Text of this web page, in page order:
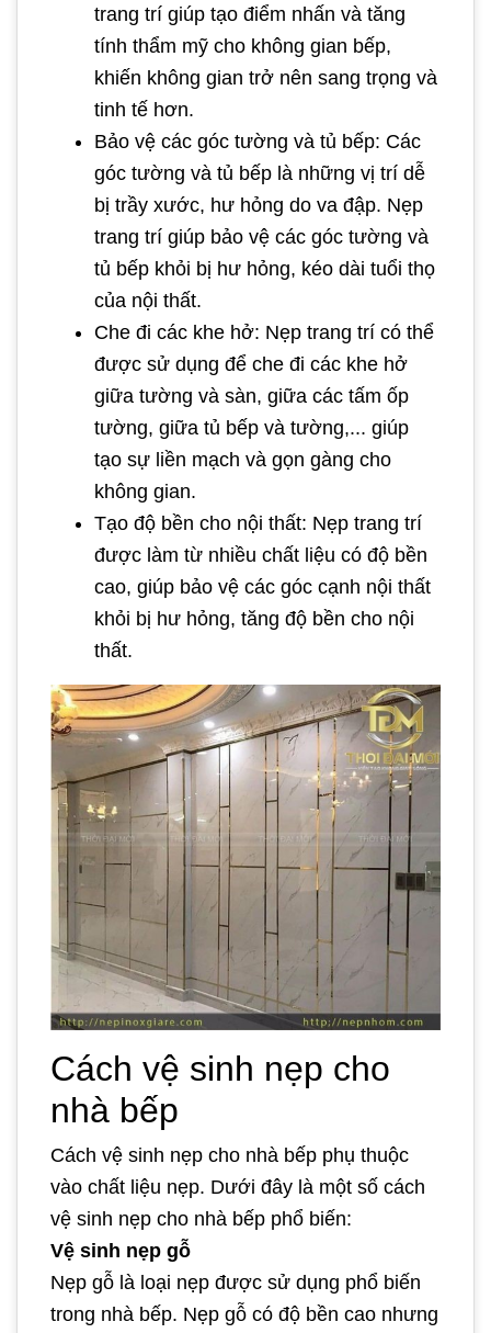
trang trí giúp tạo điểm nhấn và tăng
tính thẩm mỹ cho không gian bếp,
khiến không gian trở nên sang trọng và
tinh tế hơn.
Bảo vệ các góc tường và tủ bếp: Các
góc tường và tủ bếp là những vị trí dễ
bị trầy xước, hư hỏng do va đập. Nẹp
trang trí giúp bảo vệ các góc tường và
tủ bếp khỏi bị hư hỏng, kéo dài tuổi thọ
của nội thất.
Che đi các khe hở: Nẹp trang trí có thể
được sử dụng để che đi các khe hở
giữa tường và sàn, giữa các tấm ốp
tường, giữa tủ bếp và tường,... giúp
tạo sự liền mạch và gọn gàng cho
không gian.
Tạo độ bền cho nội thất: Nẹp trang trí
được làm từ nhiều chất liệu có độ bền
cao, giúp bảo vệ các góc cạnh nội thất
khỏi bị hư hỏng, tăng độ bền cho nội
thất.
Cách vệ sinh nẹp cho
nhà bếp
Cách vệ sinh nẹp cho nhà bếp phụ thuộc
vào chất liệu nẹp. Dưới đây là một số cách
vệ sinh nẹp cho nhà bếp phổ biến:
Vệ sinh nẹp gỗ
Nẹp gỗ là loại nẹp được sử dụng phổ biến
trong nhà bếp. Nẹp gỗ có độ bền cao nhưng